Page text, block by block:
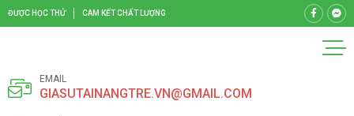
ĐƯỢC HỌC THỬ CAM KẾT CHẤT LƯỢNG
EMAIL
GIASUTAINANGTRE.VN@GMAIL.COM